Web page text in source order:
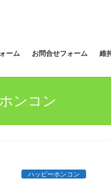
ーム お問合せフォーム 維
ンコン
ハッピーホンコン